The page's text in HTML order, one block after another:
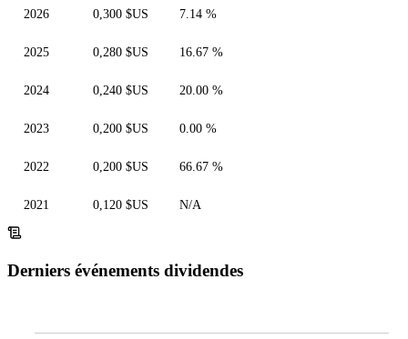
2026 0,300 $US 7.14 %
2025 0,280 $US 16.67 %
2024 0,240 $US 20.00 %
2023 0,200 $US 0.00 %
2022 0,200 $US 66.67 %
2021 0,120 $US N/A
Derniers événements dividendes